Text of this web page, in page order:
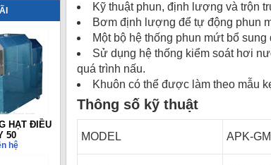
HẠT ĐIỀU
50
hệ
Kỹ thuật phun, định lượng và trộn
Bơm định lượng để tự động phun
Một bộ hệ thống phun mứt bổ
Sử dụng hệ thống kiểm soát hơi
quá trình nấu.
Khuôn có thể được làm theo mẫu
Thông số kỹ thuật
MODEL APK-